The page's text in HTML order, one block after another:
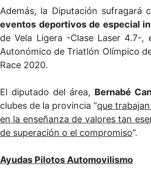
Además, la Diputación sufragará
eventos deportivos de especial
de Vela Ligera -Clase Laser 4.7-
Autonómico de Triatlón Olímpico
Race 2020.
El diputado del área, Bernabé
clubes de la provincia “que
en la enseñanza de valores tan
de superación o el compromiso”.
Ayudas Pilotos Automovilismo